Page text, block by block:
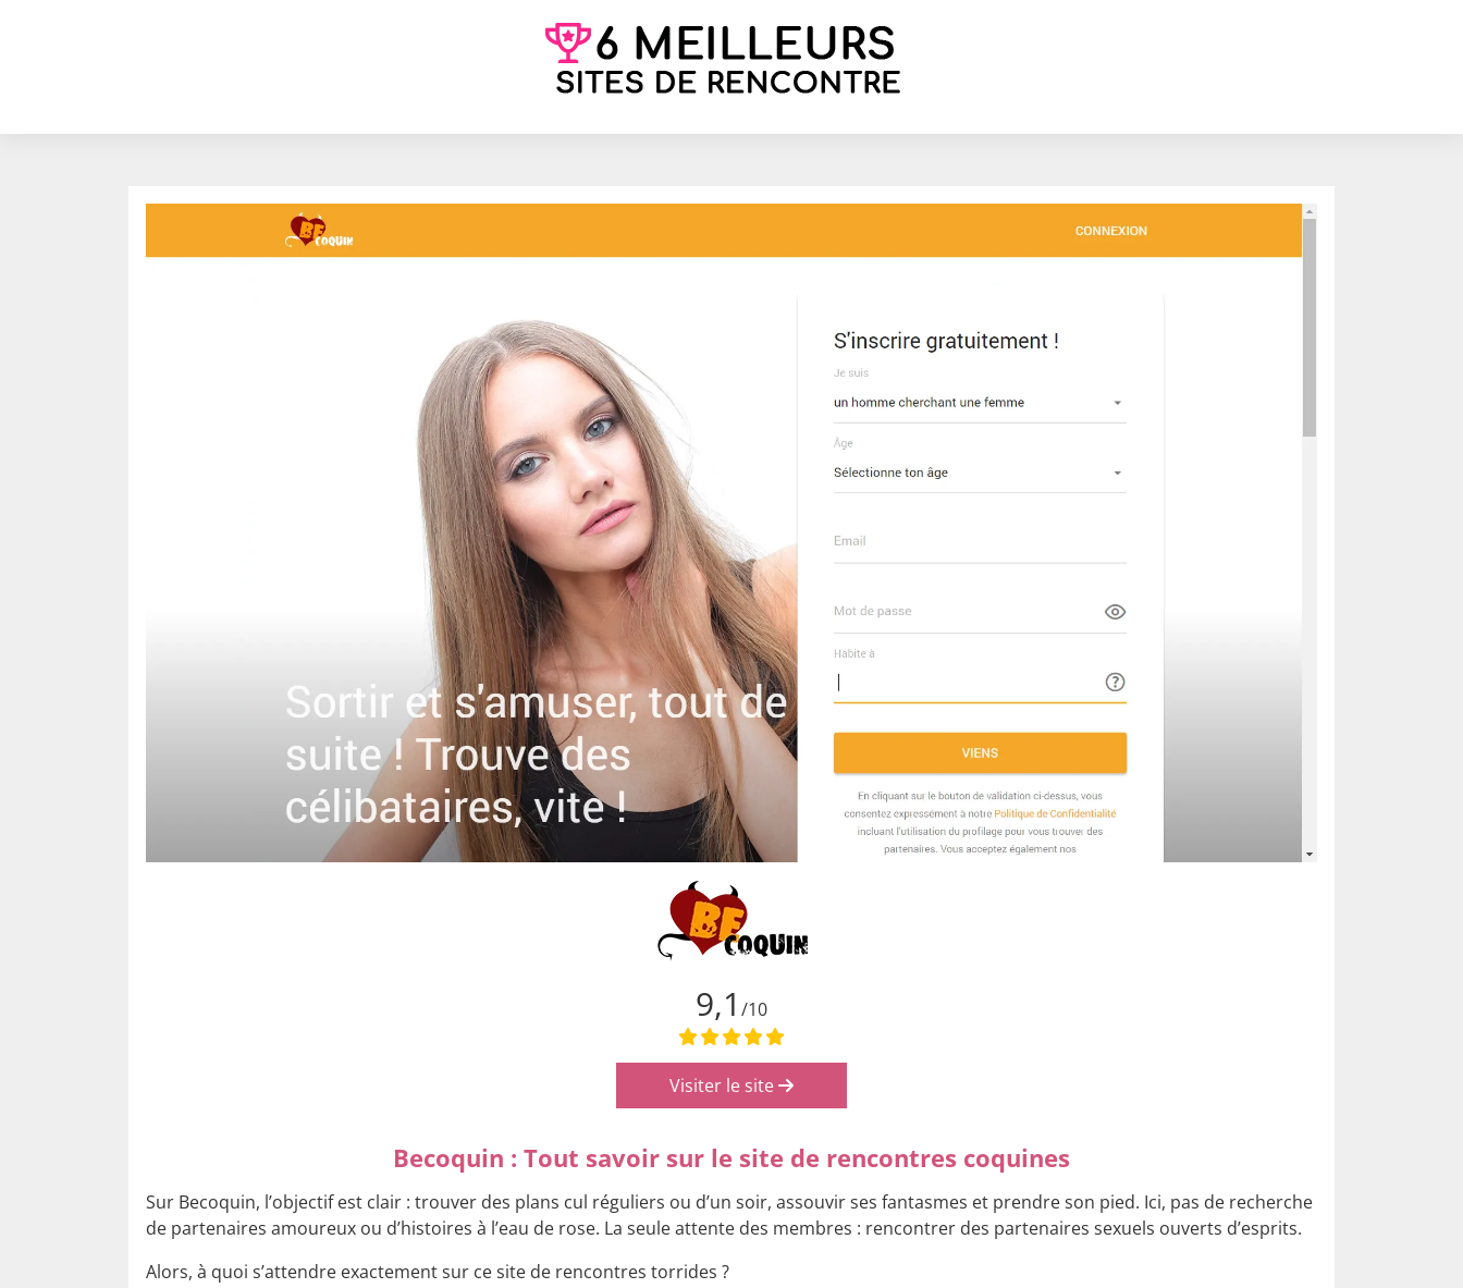
9,1 /10
Visiter le site
Becoquin : Tout savoir sur le site de rencontres coquines
Sur Becoquin, l’objectif est clair : trouver des plans cul réguliers ou d’un soir, assouvir ses fantasmes et prendre son pied. Ici, pas de recherche
de partenaires amoureux ou d’histoires à l’eau de rose. La seule attente des membres : rencontrer des partenaires sexuels ouverts d’esprits.
Alors, à quoi s’attendre exactement sur ce site de rencontres torrides ?